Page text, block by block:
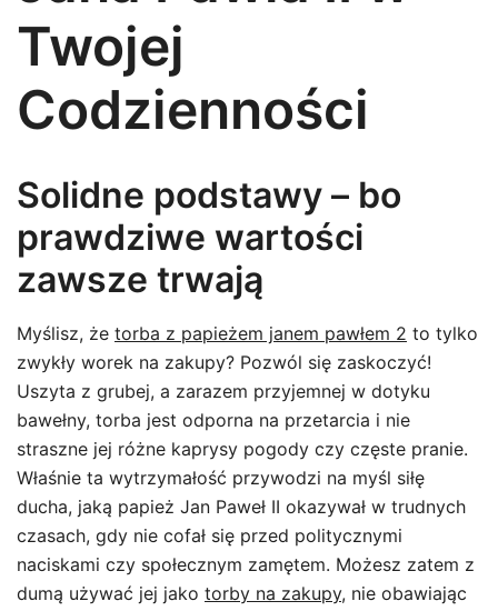
Twojej
Codzienności
Solidne podstawy – bo
prawdziwe wartości
zawsze trwają
Myślisz, że torba z papieżem janem pawłem 2 to tylko
zwykły worek na zakupy? Pozwól się zaskoczyć!
Uszyta z grubej, a zarazem przyjemnej w dotyku
bawełny, torba jest odporna na przetarcia i nie
straszne jej różne kaprysy pogody czy częste pranie.
Właśnie ta wytrzymałość przywodzi na myśl siłę
ducha, jaką papież Jan Paweł II okazywał w trudnych
czasach, gdy nie cofał się przed politycznymi
naciskami czy społecznym zamętem. Możesz zatem z
dumą używać jej jako torby na zakupy, nie obawiając